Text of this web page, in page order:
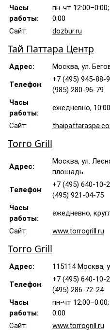
Часы
работы:
пн-чт
0:00
Сайт:
dozbur.ru
Тай Паттара Центр
Адрес: Москва, ул.
Телефон:
+7 (495) 945-88-
(985) 280-96-79
Часы
работы:
ежедневно,
Сайт:
Torro Grill
Адрес:
Москва, ул.
площадь
Телефон:
+7 (495) 640-10-
(495) 921-04-75
Часы
работы:
ежедневно,
Сайт: www.torrogrill.ru
Torro Grill
Адрес: 115114 Москва,
Телефон:
+7 (495) 640-10-
(495) 286-72-24
Часы
работы:
пн-чт
0:00
Сайт:
www.torrogrill.ru